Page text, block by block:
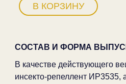
В КОРЗИНУ
СОСТАВ И ФОРМА
В качестве действующего
инсекто-репеллент ИР3535,